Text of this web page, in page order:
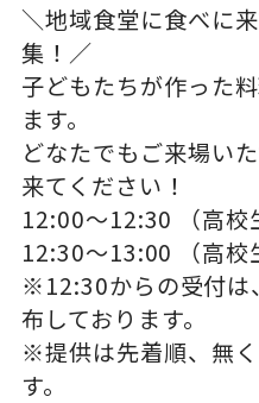
＼地域食堂に食べに
集！／
子どもたちが作った
ます。
どなたでもご来場い
来てください！
12:00～12:30 （高校
12:30～13:00 （高校
※12:30からの受付は
布しております。
※提供は先着順、無
す。